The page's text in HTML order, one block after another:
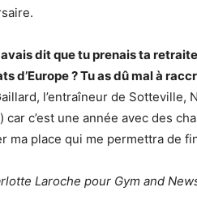
dit que tu prenais ta
d’Europe ? Tu as dû mal à
l’entraîneur de
c’est une année avec des
ma place qui me permettra de
Laroche pour Gym and